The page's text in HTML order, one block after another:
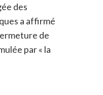
des
a affirmé
de
par « la